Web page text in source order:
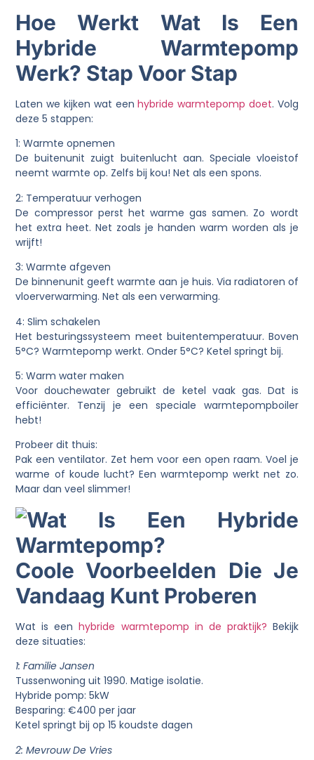
Hoe Werkt Wat Is Een
Hybride Warmtepomp
Werk? Stap Voor Stap
Laten we kijken wat eenhybride warmtepomp doet. Volg
deze 5 stappen:
1: Warmte opnemen
De buitenunit zuigt buitenlucht aan. Speciale vloeistof
neemt warmte op. Zelfs bij kou! Net als een spons.
2: Temperatuur verhogen
De compressor perst het warme gas samen. Zo wordt
het extra heet. Net zoals je handen warm worden als je
wrijft!
3: Warmte afgeven
De binnenunit geeft warmte aan je huis. Via radiatoren of
vloerverwarming. Net als een verwarming.
4: Slim schakelen
Het besturingssysteem meet buitentemperatuur. Boven
5°C? Warmtepomp werkt. Onder 5°C? Ketel springt bij.
5: Warm water maken
Voor douchewater gebruikt de ketel vaak gas. Dat is
efficiënter. Tenzij je een speciale warmtepompboiler
hebt!
Probeer dit thuis:
Pak een ventilator. Zet hem voor een open raam. Voel je
warme of koude lucht? Een warmtepomp werkt net zo.
Maar dan veel slimmer!
Coole Voorbeelden Die Je
Vandaag Kunt Proberen
Wat is eenhybride warmtepomp in de praktijk? Bekijk
deze situaties:
1: Familie Jansen
Tussenwoning uit 1990. Matige isolatie.
Hybride pomp: 5kW
Besparing: €400 per jaar
Ketel springt bij op 15 koudste dagen
2: Mevrouw De Vries